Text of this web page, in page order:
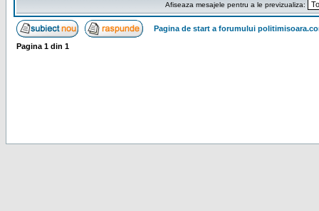
Afiseaza mesajele pentru a le previzualiza:
Pagina de start a forumului
Pagina 1 din 1